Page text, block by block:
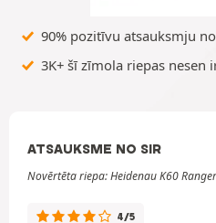
90% pozitīvu atsauksmju
3K+ šī zīmola riepas nesen
ATSAUKSME NO SIR
Novērtēta riepa: Heidenau K60 Ranger
4/5